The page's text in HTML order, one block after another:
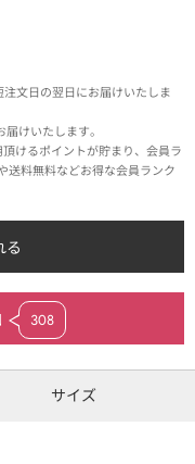
文日の翌日にお届けいたしま
けいたします。
けるポイントが貯まり、会員ラ
送料無料などお得な会員ランク
308
サイズ